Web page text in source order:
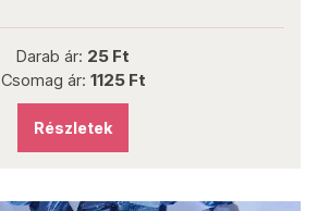
Darab ár: 25 Ft
Csomag ár: 1125 Ft
Részletek